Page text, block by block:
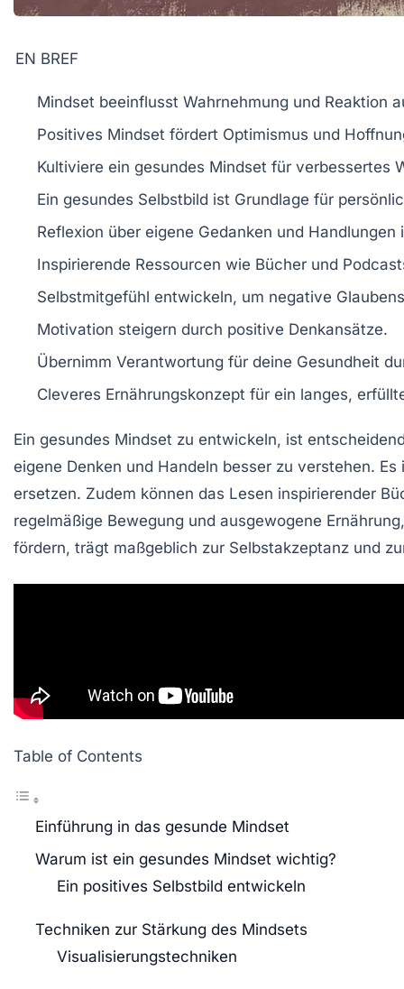
EN BREF
Mindset beeinflusst Wahrnehmung und Reaktion
Positives Mindset fördert Optimismus und
Kultiviere ein gesundes Mindset für verbessertes
Ein gesundes Selbstbild ist Grundlage für
Reflexion über eigene Gedanken und
Inspirierende Ressourcen wie Bücher und
Selbstmitgefühl entwickeln, um negative
Motivation steigern durch positive Denkansätze.
Übernimm Verantwortung für deine Gesundheit
Cleveres Ernährungskonzept für ein langes,
Ein gesundes Mindset zu entwickeln, ist
eigene Denken und Handeln besser zu verstehen.
ersetzen. Zudem können das Lesen inspirierender
regelmäßige Bewegung und ausgewogene
fördern, trägt maßgeblich zur Selbstakzeptanz und
Table of Contents
Einführung in das gesunde Mindset
Warum ist ein gesundes Mindset wichtig?
Ein positives Selbstbild entwickeln
Techniken zur Stärkung des Mindsets
Visualisierungstechniken